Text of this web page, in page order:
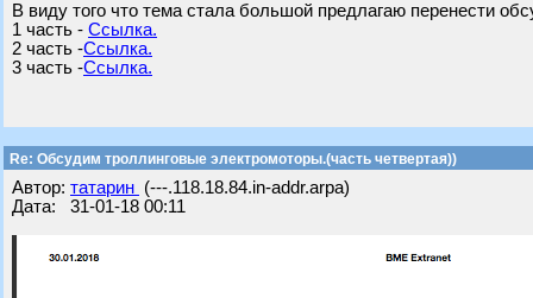
В виду того что тема стала большой предлагаю перенести
1 часть - Ссылка.
2 часть -Ссылка.
3 часть -Ссылка.
Re: Обсудим троллинговые электромоторы.(часть четвертая))
Автор: татарин (---.118.18.84.in-addr.arpa)
Дата: 31-01-18 00:11